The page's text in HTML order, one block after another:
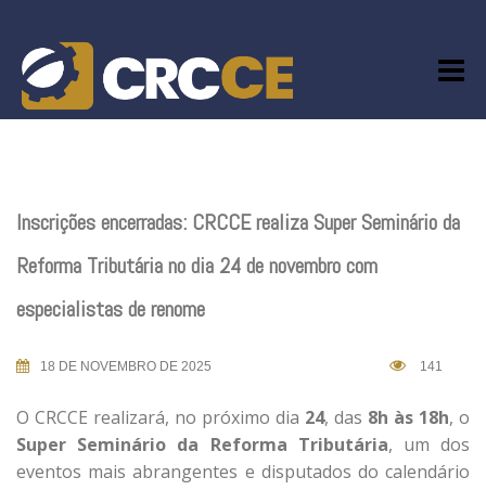
content
Inscrições encerradas: CRCCE realiza Super Seminário da
Reforma Tributária no dia 24 de novembro com
especialistas de renome
18 DE NOVEMBRO DE 2025 141
O CRCCE realizará, no próximo dia 24, das 8h às 18h, o
Super Seminário da Reforma Tributária, um dos
eventos mais abrangentes e disputados do calendário